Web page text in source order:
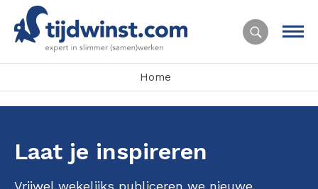
Home
Laat je inspireren
Vrijwel wekelijks publiceren we nieuwe